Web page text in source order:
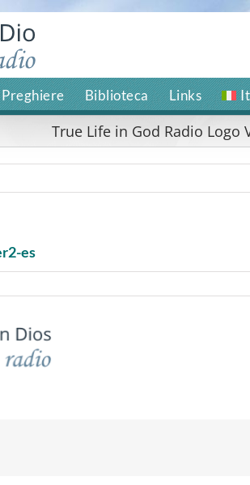
Preghiere Biblioteca Links
True Life in God Radio Logo
es